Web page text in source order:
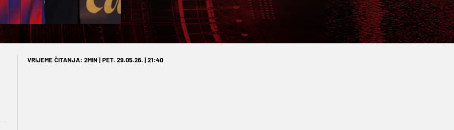
VRIJEME ČITANJA: 2MIN | PET. 29.05.26. | 21:40